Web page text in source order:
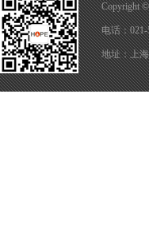
Copyright
电话：021-
地址：上